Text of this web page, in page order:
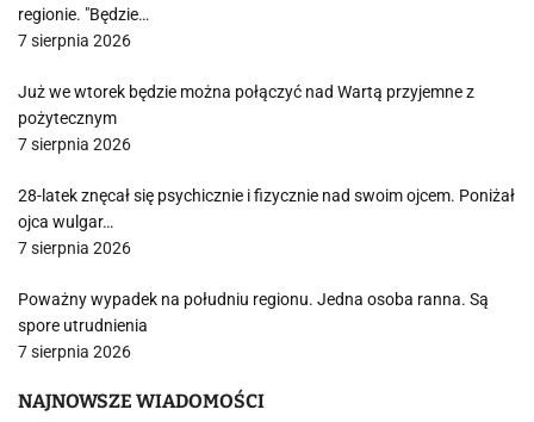
regionie. "Będzie…
7 sierpnia 2026
Już we wtorek będzie można połączyć nad Wartą przyjemne z
pożytecznym
7 sierpnia 2026
28-latek znęcał się psychicznie i fizycznie nad swoim ojcem. Poniżał
ojca wulgar…
7 sierpnia 2026
Poważny wypadek na południu regionu. Jedna osoba ranna. Są
spore utrudnienia
7 sierpnia 2026
NAJNOWSZE WIADOMOŚCI